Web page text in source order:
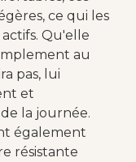
ce qui les
Qu'elle
au
pas, lui
et
la journée.
également
résistante